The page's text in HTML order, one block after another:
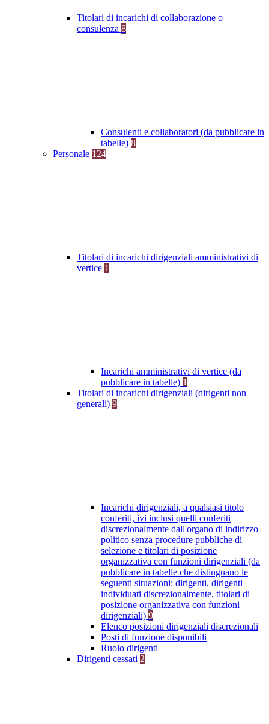
Titolari di incarichi di collaborazione o
consulenza 8
Consulenti e collaboratori (da pubblicare in
tabelle) 8
Personale 124
Titolari di incarichi dirigenziali amministrativi di
vertice 1
Incarichi amministrativi di vertice (da
pubblicare in tabelle) 1
Titolari di incarichi dirigenziali (dirigenti non
generali) 9
Incarichi dirigenziali, a qualsiasi titolo
conferiti, ivi inclusi quelli conferiti
discrezionalmente dall'organo di indirizzo
politico senza procedure pubbliche di
selezione e titolari di posizione
organizzativa con funzioni dirigenziali (da
pubblicare in tabelle che distinguano le
seguenti situazioni: dirigenti, dirigenti
individuati discrezionalmente, titolari di
posizione organizzativa con funzioni
dirigenziali) 9
Elenco posizioni dirigenziali discrezionali
Posti di funzione disponibili
Ruolo dirigenti
Dirigenti cessati 2